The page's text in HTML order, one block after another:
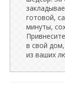
готовой,
минуты,
в свой
из ваших